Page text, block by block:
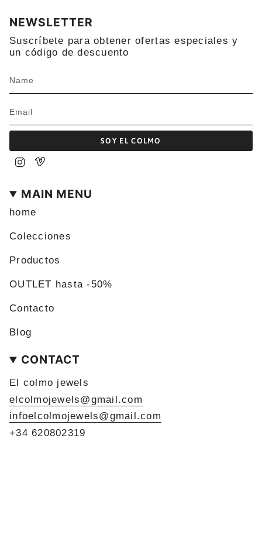
NEWSLETTER
Suscríbete para obtener ofertas especiales y
un código de descuento
SOY EL COLMO
Instagram
MAIN MENU
home
Colecciones
Productos
OUTLET hasta -50%
Contacto
Blog
CONTACT
El colmo jewels
elcolmojewels@gmail.com
infoelcolmojewels@gmail.com
+34 620802319